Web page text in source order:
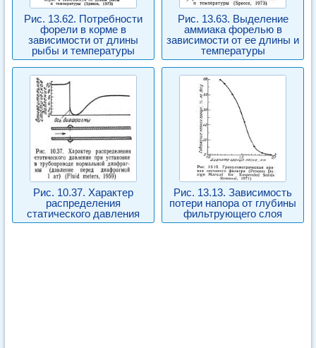
Рис. 13.62. Потребности
форели в корме в
зависимости от длины
рыбы и температуры
Рис. 13.63. Выделение
аммиака форелью в
зависимости от ее длины и
температуры
Рис. 10.37. Характер
распределения
статического давления
Рис. 13.13. Зависимость
потери напора от глубины
фильтрующего слоя